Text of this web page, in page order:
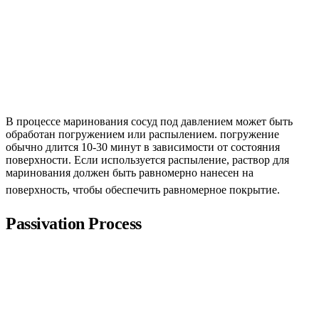
В процессе маринования сосуд под давлением может быть
обработан погружением или распылением. погружение
обычно длится 10-30 минут в зависимости от состояния
поверхности. Если используется распыление, раствор для
маринования должен быть равномерно нанесен на
поверхность, чтобы обеспечить равномерное покрытие.
Passivation Process